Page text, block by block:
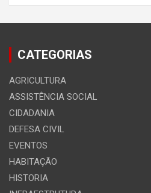
CATEGORIAS
AGRICULTURA
ASSISTÊNCIA SOCIAL
CIDADANIA
DEFESA CIVIL
EVENTOS
HABITAÇÃO
HISTORIA